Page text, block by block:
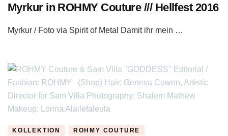
Myrkur in ROHMY Couture /// Hellfest 2016
Myrkur / Foto via Spirit of Metal Damit ihr mein …
KOLLEKTION ROHMY COUTURE